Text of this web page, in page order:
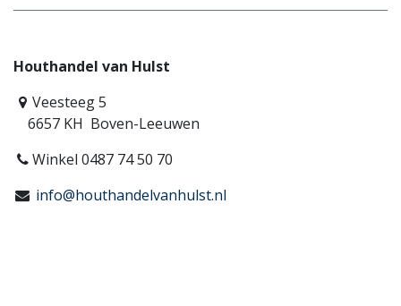
Houthandel van Hulst
Veesteeg 5
6657 KH Boven-Leeuwen
Winkel 0487 74 50 70
info@houthandelvanhulst.nl